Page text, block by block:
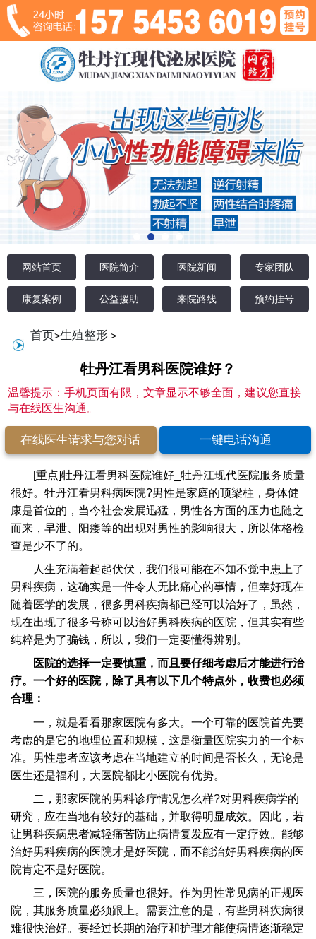
网站首页 医院简介 医院新闻 专家团队
康复案例 公益援助 来院路线 预约挂号
首页>生殖整形 >
牡丹江看男科医院谁好？
温馨提示：手机页面有限，文章显示不够全面，建议您直接
与在线医生沟通。
在线医生请求与您对话 一键电话沟通
[重点]牡丹江看男科医院谁好_牡丹江现代医院服务质量
很好。牡丹江看男科病医院?男性是家庭的顶梁柱，身体健
康是首位的，当今社会发展迅猛，男性各方面的压力也随之
而来，早泄、阳痿等的出现对男性的影响很大，所以体格检
查是少不了的。
人生充满着起起伏伏，我们很可能在不知不觉中患上了
男科疾病，这确实是一件令人无比痛心的事情，但幸好现在
随着医学的发展，很多男科疾病都已经可以治好了，虽然，
现在出现了很多号称可以治好男科疾病的医院，但其实有些
纯粹是为了骗钱，所以，我们一定要懂得辨别。
医院的选择一定要慎重，而且要仔细考虑后才能进行治
疗。一个好的医院，除了具有以下几个特点外，收费也必须
合理：
一，就是看看那家医院有多大。一个可靠的医院首先要
考虑的是它的地理位置和规模，这是衡量医院实力的一个标
准。男性患者应该考虑在当地建立的时间是否长久，无论是
医生还是福利，大医院都比小医院有优势。
二，那家医院的男科诊疗情况怎么样?对男科疾病学的
研究，应在当地有较好的基础，并取得明显成效。因此，若
让男科疾病患者减轻痛苦防止病情复发应有一定疗效。能够
治好男科疾病的医院才是好医院，而不能治好男科疾病的医
院肯定不是好医院。
三，医院的服务质量也很好。作为男性常见病的正规医
院，其服务质量必须跟上。需要注意的是，有些男科疾病很
难很快治好。要经过长期的治疗和护理才能使病情逐渐稳定